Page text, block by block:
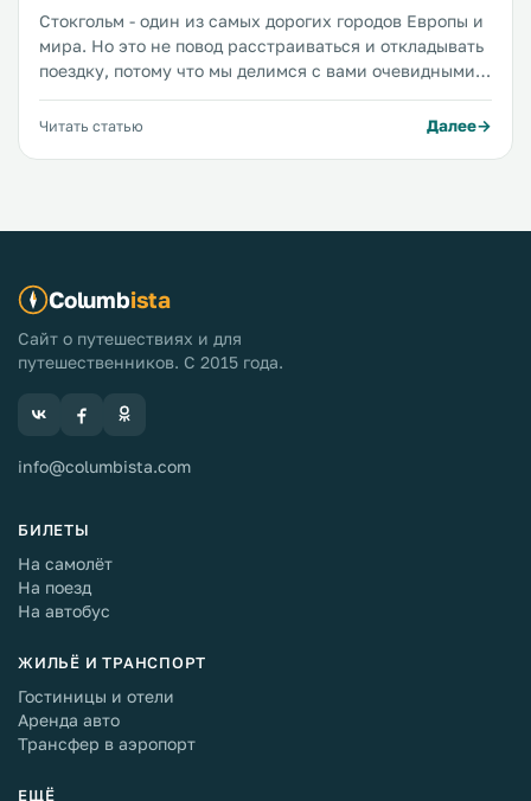
Стокгольм - один из самых дорогих городов Европы и
мира. Но это не повод расстраиваться и откладывать
поездку, потому что мы делимся с вами очевидными и
не очень способами сэкономить в путешествии.
Расходы можно сократить на всем: от авиабилетов до
Читать статью Далее
Columbista
Сайт о путешествиях и для
путешественников. С 2015 года.
info@columbista.com
БИЛЕТЫ
На самолёт
На поезд
На автобус
ЖИЛЬЁ И ТРАНСПОРТ
Гостиницы и отели
Аренда авто
Трансфер в аэропорт
ЕЩЁ